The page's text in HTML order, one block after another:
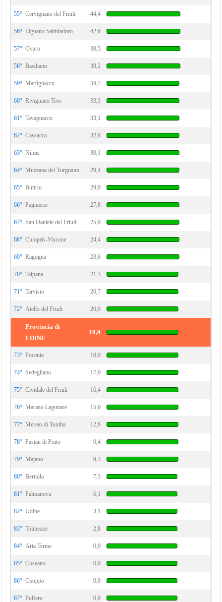
55° Cervignano del Friuli 44,4
56° Lignano Sabbiadoro 42,6
57° Ovaro 38,5
58° Basiliano 38,2
59° Martignacco 34,7
60° Rivignano Teor 33,3
61° Tavagnacco 33,1
62° Cassacco 32,8
63° Nimis 30,1
64° Muzzana del Turgnano 29,4
65° Buttrio 29,0
66° Pagnacco 27,8
67° San Daniele del Friuli 25,9
68° Chiopris-Viscone 24,4
69° Ragogna 23,6
70° Taipana 21,3
71° Tarvisio 20,7
72° Aiello del Friuli 20,0
Provincia di
UDINE
18,9
73° Pocenia 18,0
74° Sedegliano 17,0
75° Cividale del Friuli 16,4
76° Marano Lagunare 15,6
77° Mereto di Tomba 12,6
78° Pasian di Prato 9,4
79° Majano 9,3
80° Bertiolo 7,3
81° Palmanova 6,1
82° Udine 3,1
83° Tolmezzo 2,8
84° Arta Terme 0,0
85° Coseano 0,0
86° Osoppo 0,0
87° Pulfero 0,0